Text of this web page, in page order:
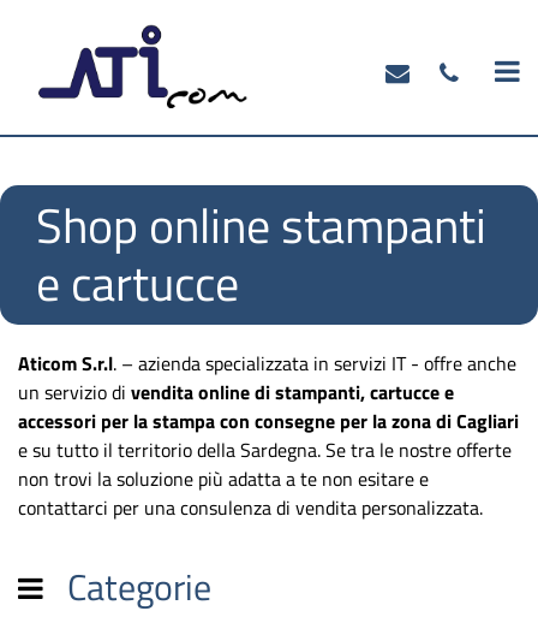
Shop online stampanti
e cartucce
Aticom S.r.l. – azienda specializzata in servizi IT - offre anche
un servizio di vendita online di stampanti, cartucce e
accessori per la stampa con consegne per la zona di Cagliari
e su tutto il territorio della Sardegna. Se tra le nostre offerte
non trovi la soluzione più adatta a te non esitare e
contattarci per una consulenza di vendita personalizzata.
Open menu
Categorie